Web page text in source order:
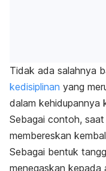
Tidak ada salahnya
kedisiplinan yang
dalam kehidupannya
Sebagai contoh,
membereskan
Sebagai bentuk
menegaskan